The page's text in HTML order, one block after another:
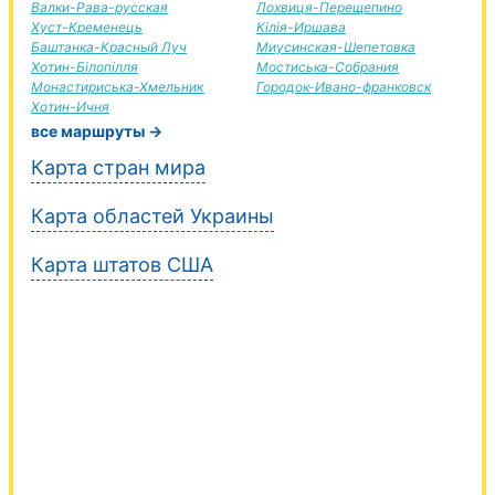
Валки-Рава-русская
Хуст-Кременець
Баштанка-Красный Луч
Хотин-Білопілля
Монастириська-Хмельник
Хотин-Ичня
Лохвиця-Перещепино
Кілія-Иршава
Миусинская-Шепетовка
Мостиська-Собрания
Городок-Ивано-франковск
все маршруты →
Карта стран мира
Карта областей Украины
Карта штатов США